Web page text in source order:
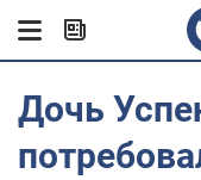
Дочь